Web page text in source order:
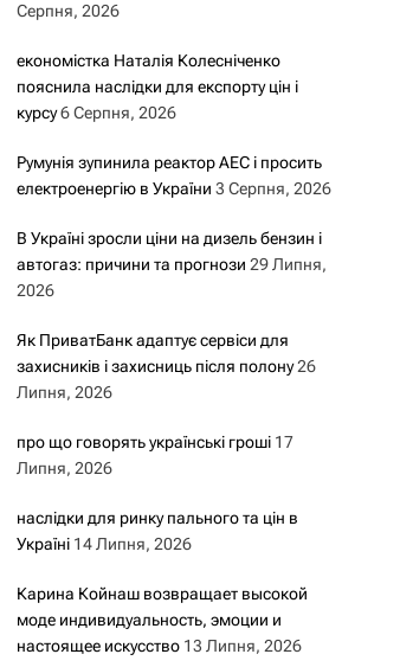
Серпня, 2026
економістка Наталія Колесніченко
пояснила наслідки для експорту цін і
курсу 6 Серпня, 2026
Румунія зупинила реактор АЕС і просить
електроенергію в України 3 Серпня, 2026
В Україні зросли ціни на дизель бензин і
автогаз: причини та прогнози 29 Липня,
2026
Як ПриватБанк адаптує сервіси для
захисників і захисниць після полону 26
Липня, 2026
про що говорять українські гроші 17
Липня, 2026
наслідки для ринку пального та цін в
Україні 14 Липня, 2026
Карина Койнаш возвращает высокой
моде индивидуальность, эмоции и
настоящее искусство 13 Липня, 2026